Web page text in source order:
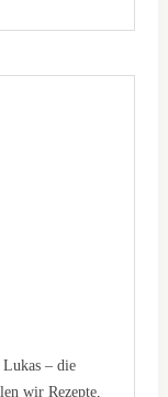
Lukas – die
wir Rezepte,